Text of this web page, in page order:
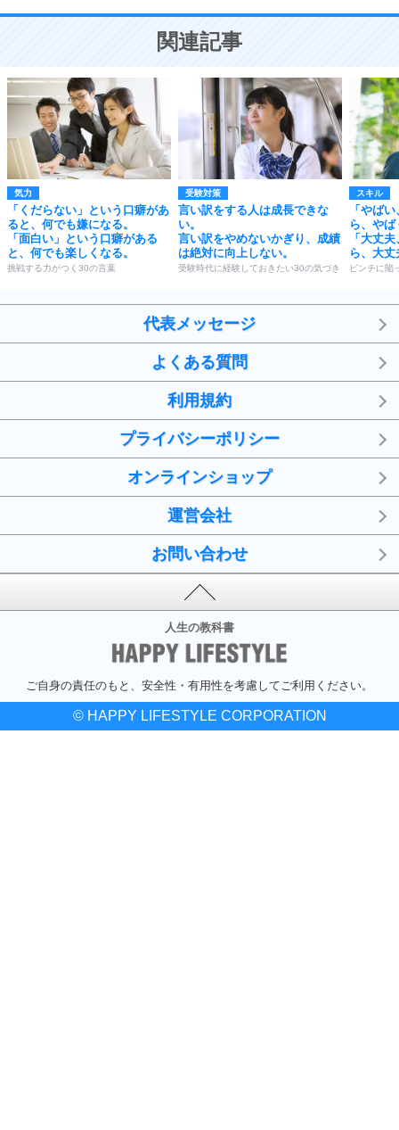
ことが大切。
関連記事
気力
「くだらない」という口癖があ
ると、何でも嫌になる。
「面白い」という口癖がある
と、何でも楽しくなる。
挑戦する力がつく30の言葉
受験対策
言い訳をする人は成長できな
い。
言い訳をやめないかぎり、成績
は絶対に向上しない。
受験時代に経験しておきたい30の気づき
スキル
「やば
ら、や
「大丈
ら、大
ピンチに陥
代表メッセージ
よくある質問
利用規約
プライバシーポリシー
オンラインショップ
運営会社
お問い合わせ
人生の教科書
ご自身の責任のもと、安全性・有用性を考慮してご利用ください。
© HAPPY LIFESTYLE CORPORATION